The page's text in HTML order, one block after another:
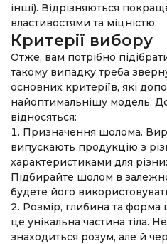
інші). Відрізняються
властивостями та міцністю.
Критерії вибору
Отже, вам потрібно
такому випадку треба
основних критеріїв, які
найоптимальнішу модель.
відносяться:
Призначення шолома.
випускають продукцію з
характеристиками для
Підбирайте шолом в
будете його
Розмір, глибина та
це унікальна частина тіла.
знаходиться розум, але й